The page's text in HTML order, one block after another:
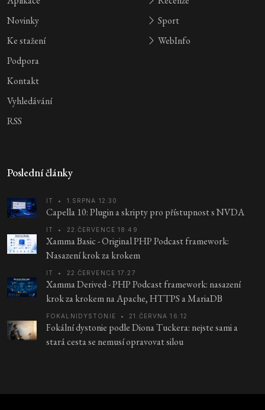
Novinky
Ke stažení
Podpora
Kontakt
Vyhledávání
RSS
Sport
WebInfo
Poslední články
IT • 1.SRPNA 12:30
Capella 10: Plugin a skripty pro přístupnost s NVDA
IT • 22.ČERVENCE 18:49
Xamma Basic - Original PHP Podcast framework:
Nasazení krok za krokem
IT • 22.ČERVENCE 17:27
Xamma Derived - PHP Podcast framework: nasazení
krok za krokem na Apache, HTTPS a MariaDB
FOKALNIDYSTONIE • 21.ČERVNA 16:12
Fokální dystonie podle Diona Tuckera: nejste sami a
stará cesta se nemusí opravovat silou